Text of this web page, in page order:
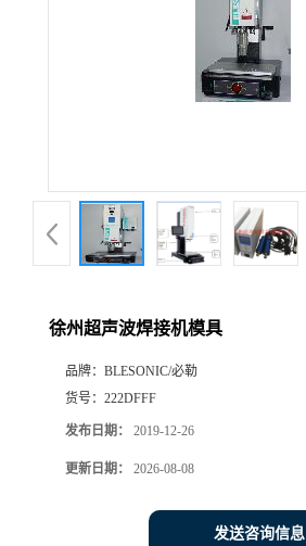
徐州超声波焊接机模具
品牌： BLESONIC/必勒
货号： 222DFFF
发布日期： 2019-12-26
更新日期： 2026-08-08
发送咨询信息